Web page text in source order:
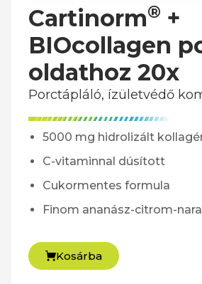
Cartinorm® +
BIOcollagen
oldathoz 20x
Porctápláló, ízületvédő
5000 mg hidrolizált
C-vitaminnal dúsított
Cukormentes formula
Finom ananász-citrom-
Kosárba